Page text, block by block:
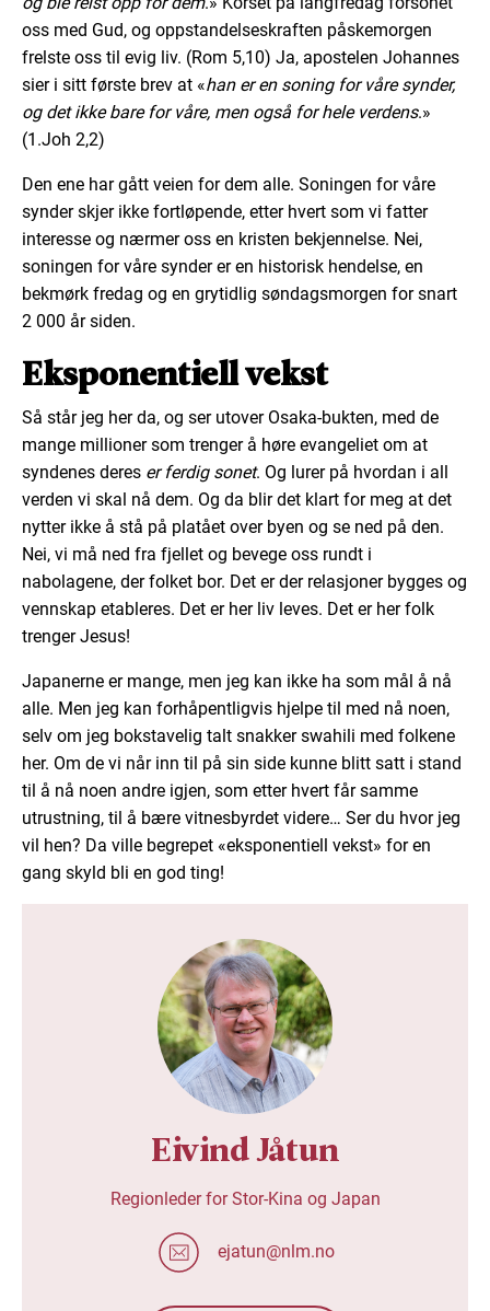
oss med Gud, og oppstandelseskraften påskemorgen
frelste oss til evig liv. (Rom 5,10) Ja, apostelen Johannes
sier i sitt første brev at «han er en soning for våre synder,
og det ikke bare for våre, men også for hele verdens.»
(1.Joh 2,2)
Den ene har gått veien for dem alle. Soningen for våre
synder skjer ikke fortløpende, etter hvert som vi fatter
interesse og nærmer oss en kristen bekjennelse. Nei,
soningen for våre synder er en historisk hendelse, en
bekmørk fredag og en grytidlig søndagsmorgen for snart
2 000 år siden.
Eksponentiell vekst
Så står jeg her da, og ser utover Osaka-bukten, med de
mange millioner som trenger å høre evangeliet om at
syndenes deres er ferdig sonet. Og lurer på hvordan i all
verden vi skal nå dem. Og da blir det klart for meg at det
nytter ikke å stå på platået over byen og se ned på den.
Nei, vi må ned fra fjellet og bevege oss rundt i
nabolagene, der folket bor. Det er der relasjoner bygges og
vennskap etableres. Det er her liv leves. Det er her folk
trenger Jesus!
Japanerne er mange, men jeg kan ikke ha som mål å nå
alle. Men jeg kan forhåpentligvis hjelpe til med nå noen,
selv om jeg bokstavelig talt snakker swahili med folkene
her. Om de vi når inn til på sin side kunne blitt satt i stand
til å nå noen andre igjen, som etter hvert får samme
utrustning, til å bære vitnesbyrdet videre… Ser du hvor jeg
vil hen? Da ville begrepet «eksponentiell vekst» for en
gang skyld bli en god ting!
Eivind Jåtun
Regionleder for Stor-Kina og Japan
ejatun@nlm.no